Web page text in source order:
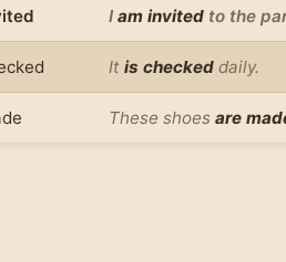
I am invited to the
It is checked daily.
These shoes are